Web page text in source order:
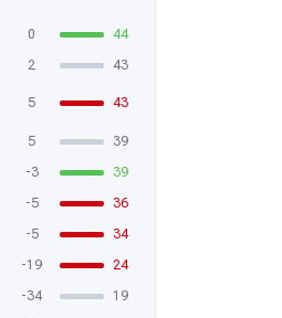
0
44
2 43
5 43
5
39
-3
39
-5
36
-5
34
-19
24
-34
19